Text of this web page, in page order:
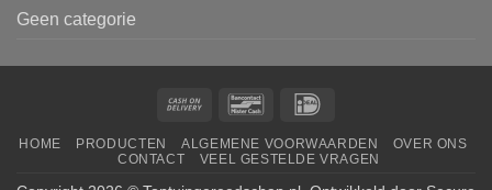
Geen categorie
Cash
Delivery
Bancontact
HOME PRODUCTEN ALGEMENE VOORWAARDEN
OVER ONS
CONTACT
VEEL GESTELDE VRAGEN